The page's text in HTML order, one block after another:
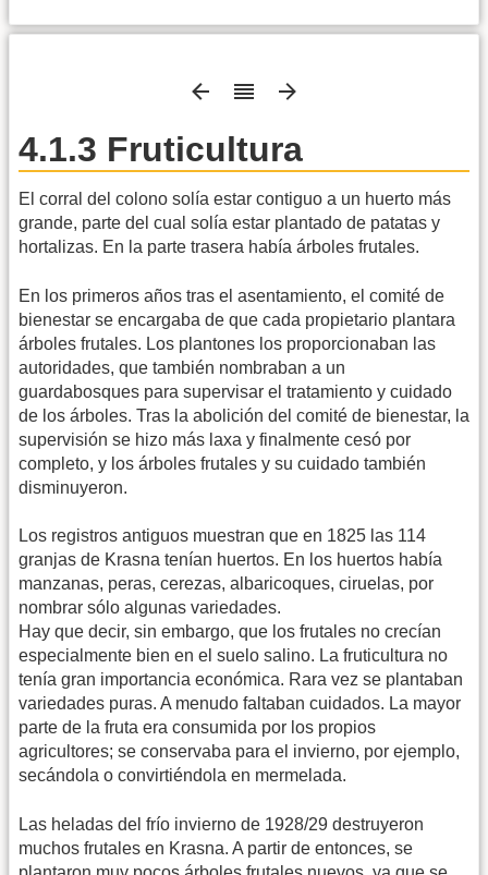
4.1.3 Fruticultura
El corral del colono solía estar contiguo a un huerto más
grande, parte del cual solía estar plantado de patatas y
hortalizas. En la parte trasera había árboles frutales.
En los primeros años tras el asentamiento, el comité de
bienestar se encargaba de que cada propietario plantara
árboles frutales. Los plantones los proporcionaban las
autoridades, que también nombraban a un
guardabosques para supervisar el tratamiento y cuidado
de los árboles. Tras la abolición del comité de bienestar, la
supervisión se hizo más laxa y finalmente cesó por
completo, y los árboles frutales y su cuidado también
disminuyeron.
Los registros antiguos muestran que en 1825 las 114
granjas de Krasna tenían huertos. En los huertos había
manzanas, peras, cerezas, albaricoques, ciruelas, por
nombrar sólo algunas variedades.
Hay que decir, sin embargo, que los frutales no crecían
especialmente bien en el suelo salino. La fruticultura no
tenía gran importancia económica. Rara vez se plantaban
variedades puras. A menudo faltaban cuidados. La mayor
parte de la fruta era consumida por los propios
agricultores; se conservaba para el invierno, por ejemplo,
secándola o convirtiéndola en mermelada.
Las heladas del frío invierno de 1928/29 destruyeron
muchos frutales en Krasna. A partir de entonces, se